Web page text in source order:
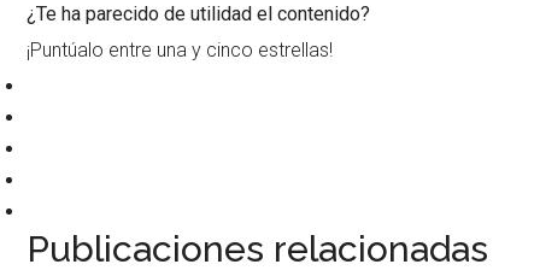
¿Te ha parecido de utilidad el contenido?
¡Puntúalo entre una y cinco estrellas!
Publicaciones relacionadas